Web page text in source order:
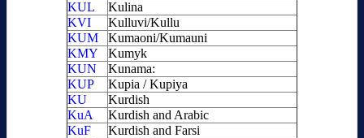
KUL
Kulina
KVI
Kulluvi/Kullu
KUM
Kumaoni/Kumauni
KMY
Kumyk
KUN
Kunama:
KUP
Kupia / Kupiya
KU
Kurdish
KuA
Kurdish and Arabic
KuF
Kurdish and Farsi